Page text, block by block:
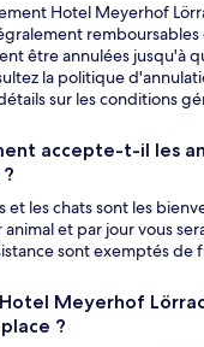
Hotel Meyerhof
être annulées jusqu'à
la politique
sur les conditions
accepte-t-il les
et les chats sont les
animal et par jour vous
sont exemptés de
Meyerhof
?